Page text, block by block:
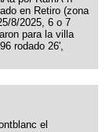
en Retiro (zona
8/2025, 6 o 7
para la villa
rodado 26',
el